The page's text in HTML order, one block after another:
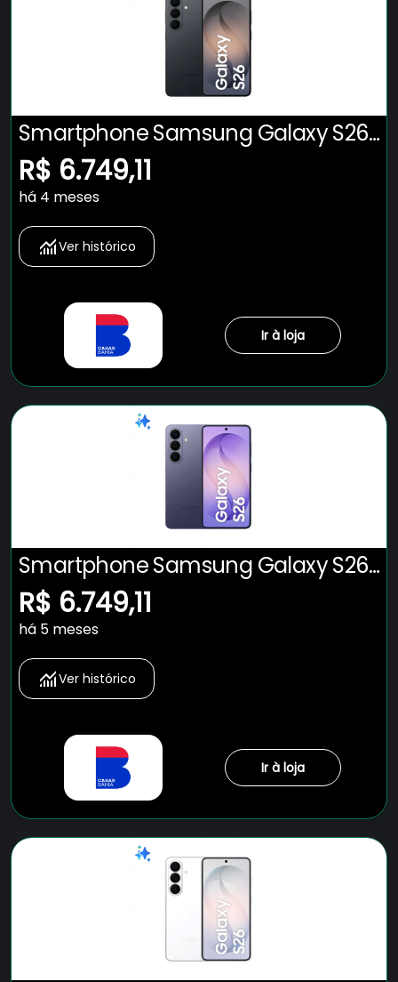
Smartphone Samsung Galaxy S26
5G Tela 6.3" 512GB Câmera 50MP -
CEL. SAMSUNG GALAXY S26 5G
512GB PRETO
R$ 6.749,11
há 4 meses
Ver histórico
Ir à loja
Smartphone Samsung Galaxy S26
5G Tela 6.3" 512GB Câmera 50MP -
CEL. SAMSUNG GALAXY S26 5G
512GB VIOLETA
R$ 6.749,11
há 5 meses
Ver histórico
Ir à loja